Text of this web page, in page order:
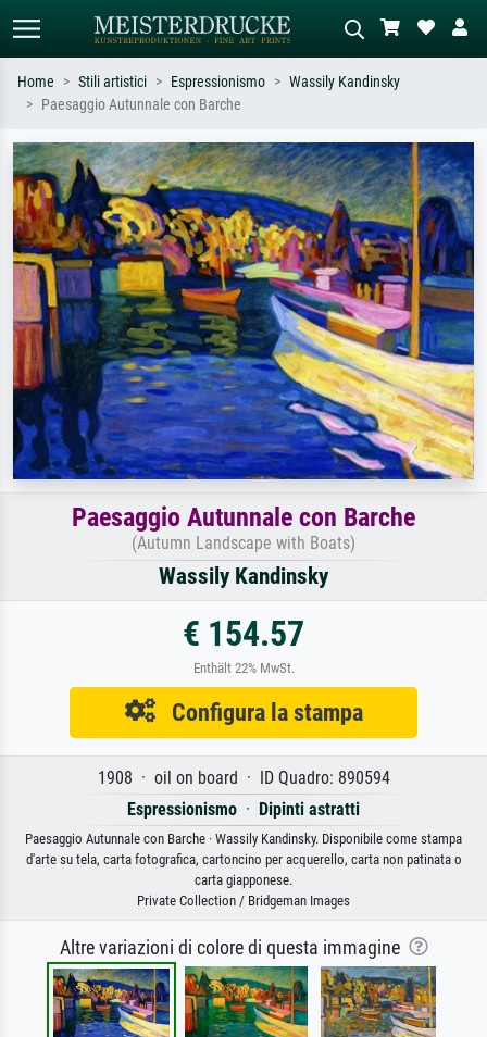
Cerca per artista, titolo o stile – es.
Monet, Notte stellata,
Impressionismo, onda di Hokusai,
nudo.
Descrivi la scena – es. prato verde,
astratto con molto rosso, dipinto a
olio scuro, nudo in piedi vicino a un
albero.
Home Stili artistici Espressionismo
Wassily Kandinsky
Paesaggio Autunnale con Barche
Paesaggio Autunnale con Barche
(Autumn Landscape with Boats)
Wassily Kandinsky
€ 154.57
Enthält 22% MwSt.
Configura la stampa
1908 · oil on board · ID Quadro: 890594
Espressionismo · Dipinti astratti
Paesaggio Autunnale con Barche · Wassily Kandinsky. Disponibile come stampa
d'arte su tela, carta fotografica, cartoncino per acquerello, carta non patinata o
carta giapponese.
Private Collection / Bridgeman Images
Altre variazioni di colore di questa immagine